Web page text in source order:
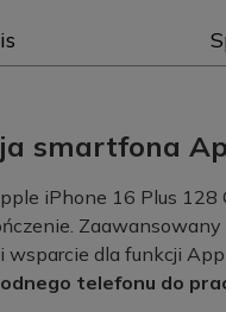
smartfona
iPhone 16 Plus 128
dla funkcji
telefonu do